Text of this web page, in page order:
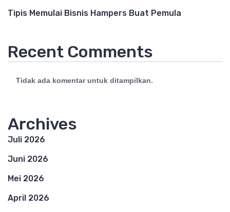
Tipis Memulai Bisnis Hampers Buat Pemula
Recent Comments
Tidak ada komentar untuk ditampilkan.
Archives
Juli 2026
Juni 2026
Mei 2026
April 2026